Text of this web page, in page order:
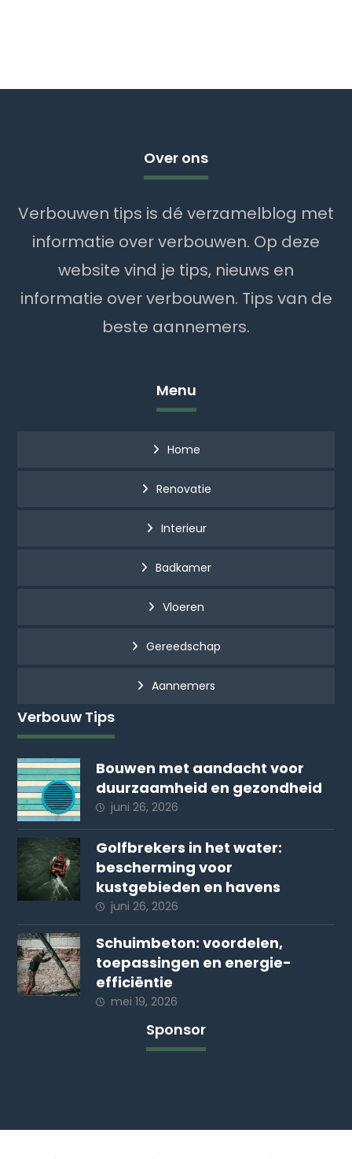
Over ons
Verbouwen tips is dé verzamelblog met
informatie over verbouwen. Op deze
website vind je tips, nieuws en
informatie over verbouwen. Tips van de
beste aannemers.
Menu
Home
Renovatie
Interieur
Badkamer
Vloeren
Gereedschap
Aannemers
Verbouw Tips
Bouwen met aandacht voor
duurzaamheid en gezondheid
juni 26, 2026
Golfbrekers in het water:
bescherming voor
kustgebieden en havens
juni 26, 2026
Schuimbeton: voordelen,
toepassingen en energie-
efficiëntie
mei 19, 2026
Sponsor